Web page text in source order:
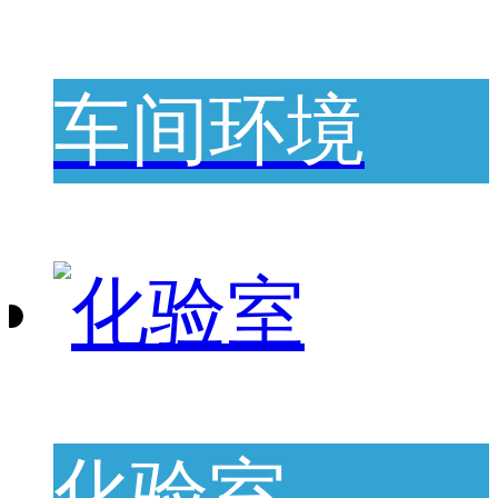
车间环境